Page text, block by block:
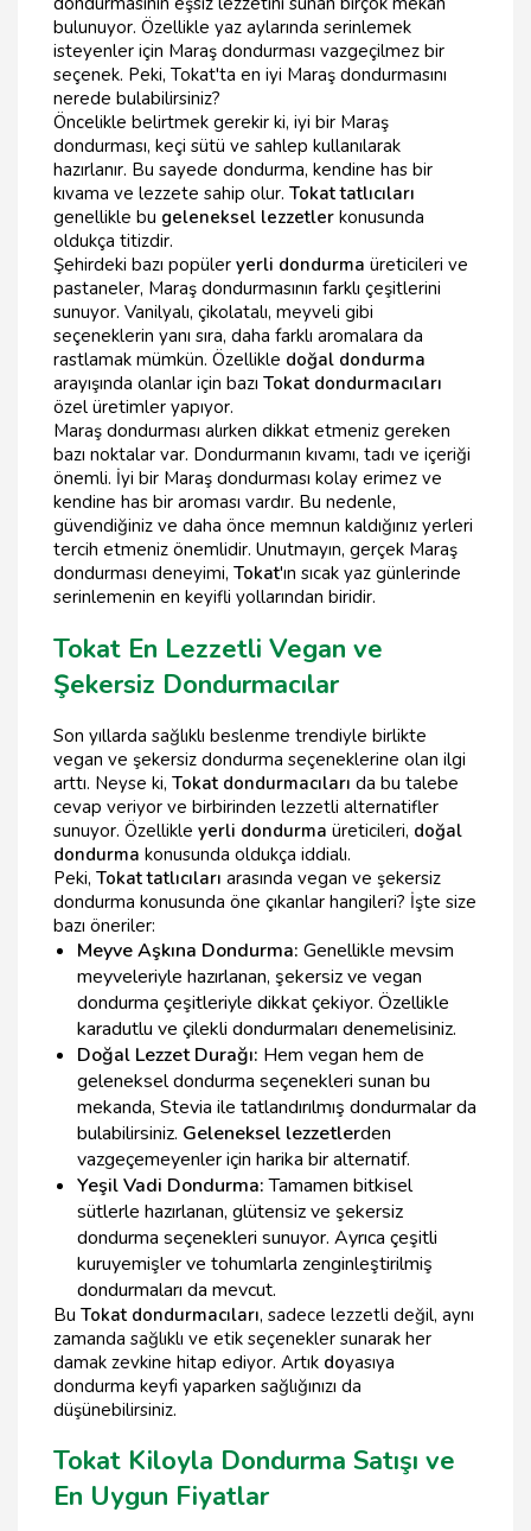
bulunuyor. Özellikle yaz aylarında serinlemek
isteyenler için Maraş dondurması vazgeçilmez bir
seçenek. Peki, Tokat'ta en iyi Maraş dondurmasını
nerede bulabilirsiniz?
Öncelikle belirtmek gerekir ki, iyi bir Maraş
dondurması, keçi sütü ve sahlep kullanılarak
hazırlanır. Bu sayede dondurma, kendine has bir
kıvama ve lezzete sahip olur. Tokat tatlıcıları
genellikle bu geleneksel lezzetler konusunda
oldukça titizdir.
Şehirdeki bazı popüler yerli dondurma üreticileri ve
pastaneler, Maraş dondurmasının farklı çeşitlerini
sunuyor. Vanilyalı, çikolatalı, meyveli gibi
seçeneklerin yanı sıra, daha farklı aromalara da
rastlamak mümkün. Özellikle doğal dondurma
arayışında olanlar için bazı Tokat dondurmacıları
özel üretimler yapıyor.
Maraş dondurması alırken dikkat etmeniz gereken
bazı noktalar var. Dondurmanın kıvamı, tadı ve içeriği
önemli. İyi bir Maraş dondurması kolay erimez ve
kendine has bir aroması vardır. Bu nedenle,
güvendiğiniz ve daha önce memnun kaldığınız yerleri
tercih etmeniz önemlidir. Unutmayın, gerçek Maraş
dondurması deneyimi, Tokat'ın sıcak yaz günlerinde
serinlemenin en keyifli yollarından biridir.
Tokat En Lezzetli Vegan ve
Şekersiz Dondurmacılar
Son yıllarda sağlıklı beslenme trendiyle birlikte
vegan ve şekersiz dondurma seçeneklerine olan ilgi
arttı. Neyse ki, Tokat dondurmacıları da bu talebe
cevap veriyor ve birbirinden lezzetli alternatifler
sunuyor. Özellikle yerli dondurma üreticileri, doğal
dondurma konusunda oldukça iddialı.
Peki, Tokat tatlıcıları arasında vegan ve şekersiz
dondurma konusunda öne çıkanlar hangileri? İşte size
bazı öneriler:
Meyve Aşkına Dondurma: Genellikle mevsim
meyveleriyle hazırlanan, şekersiz ve vegan
dondurma çeşitleriyle dikkat çekiyor. Özellikle
karadutlu ve çilekli dondurmaları denemelisiniz.
Doğal Lezzet Durağı: Hem vegan hem de
geleneksel dondurma seçenekleri sunan bu
mekanda, Stevia ile tatlandırılmış dondurmalar da
bulabilirsiniz. Geleneksel lezzetlerden
vazgeçemeyenler için harika bir alternatif.
Yeşil Vadi Dondurma:Tamamen bitkisel
sütlerle hazırlanan, glütensiz ve şekersiz
dondurma seçenekleri sunuyor. Ayrıca çeşitli
kuruyemişler ve tohumlarla zenginleştirilmiş
dondurmaları da mevcut.
Bu Tokat dondurmacıları, sadece lezzetli değil, aynı
zamanda sağlıklı ve etik seçenekler sunarak her
damak zevkine hitap ediyor. Artık doyasıya
dondurma keyfi yaparken sağlığınızı da
düşünebilirsiniz.
Tokat Kiloyla Dondurma Satışı ve
En Uygun Fiyatlar